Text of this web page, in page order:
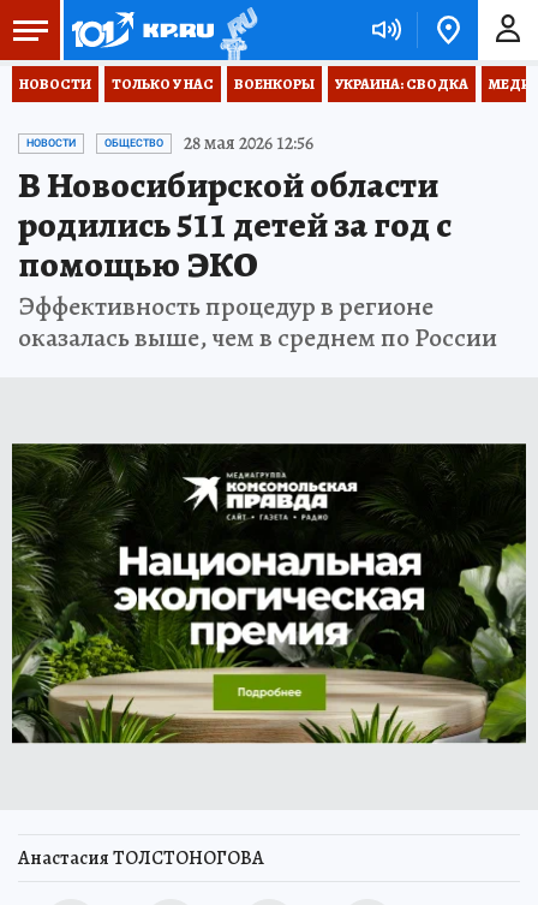
НОВОСТИ ТОЛЬКО У НАС ВОЕНКОРЫ УКРАИНА: СВОДКА
НОВОСТИ ОБЩЕСТВО 28 мая 2026 12:56
В Новосибирской области
родились 511 детей за год с
помощью ЭКО
Эффективность процедур в регионе
оказалась выше, чем в среднем по России
Анастасия ТОЛСТОНОГОВА